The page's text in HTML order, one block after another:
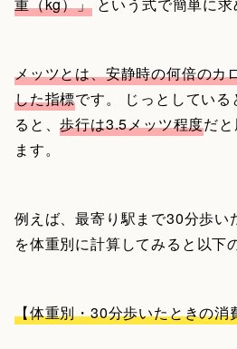
メッツとは、安静時の何倍のカ
した指標です。 じっとしてい
ると、歩行は3.5メッツ程度だ
ます。
例えば、最寄り駅まで30分歩い
を体重別に計算してみると以下
【体重別・30分歩いたときの消